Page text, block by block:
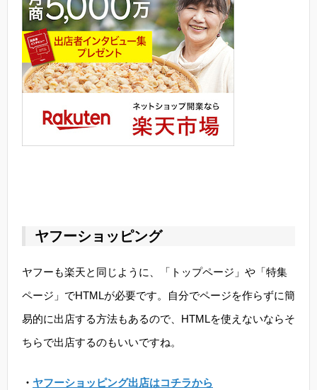
ヤフーショッピング
ヤフーも楽天と同じように、「トップページ」や「特集
ページ」でHTMLが必要です。自分でページを作らずに簡
易的に出店する方法もあるので、HTMLを使えないならそ
ちらで出店するのもいいですね。
・ ヤフーショッピング出店はコチラから